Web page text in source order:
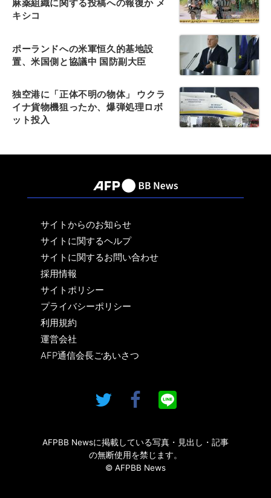
麻薬組織に関する投稿への報復か メ
キシコ
ポーランドへの米軍恒久的基地設
置、米国側と協議中 国防副大臣
独空港に「正体不明の物体」 ウクラ
イナ貨物機狙ったか、爆弾処理ロボ
ット投入
サイトからのお知らせ
サイトに関するヘルプ
サイトに関するお問い合わせ
採用情報
サイトポリシー
プライバシーポリシー
利用規約
運営会社
AFP通信会長ごあいさつ
AFPBB Newsに掲載している写真・見出し・記事
の無断使用を禁じます。
© AFPBB News